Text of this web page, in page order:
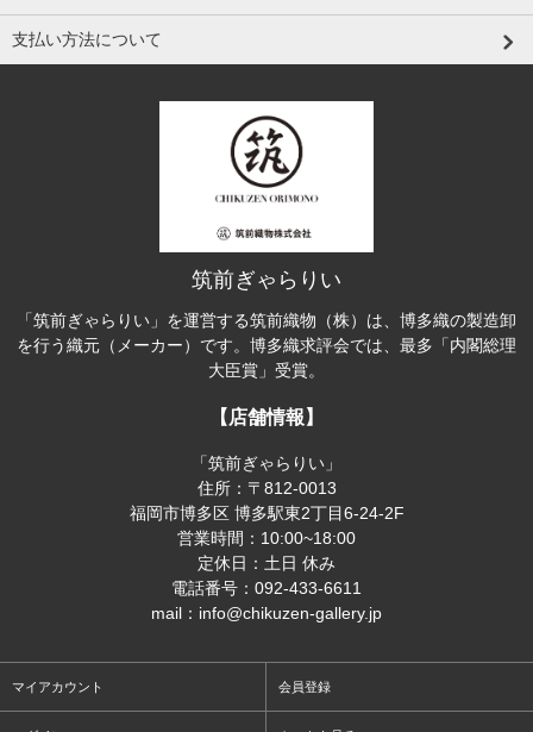
支払い方法について
筑前ぎゃらりい
「筑前ぎゃらりい」を運営する筑前織物（株）は、博多織の製造卸
を行う織元（メーカー）です。博多織求評会では、最多「内閣総理
大臣賞」受賞。
【店舗情報】
「筑前ぎゃらりい」
住所：〒812-0013
福岡市博多区 博多駅東2丁目6-24-2F
営業時間：10:00~18:00
定休日：土日 休み
電話番号：092-433-6611
mail：info@chikuzen-gallery.jp
マイアカウント 会員登録